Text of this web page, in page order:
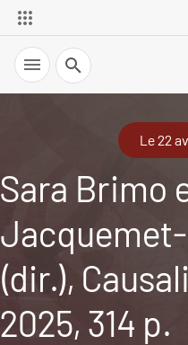
Recherche
Le 22
Sara Brimo
(dir.),
2025, 314 p.